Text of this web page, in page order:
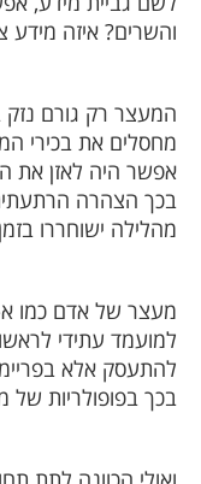
והשרים? איזה מידע
המעצר רק גורם נזק
מחסלים את בכירי
אפשר היה לאזן את
בכך הצהרה
מהלילה ישוחררו
מעצר של אדם כמו
למועמד עתידי
להתעסק אלא
בכך בפופולריות של